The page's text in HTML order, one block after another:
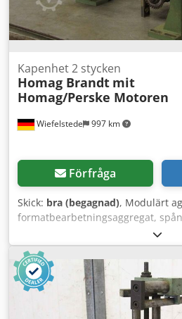
Wiefelstede 997 km
Kapenhet 2 stycken
Homag Brandt mit
Homag/Perske Motoren
Förfråga
Skick: bra (begagnad), Modulärt
formatbearbetningsaggregat,
fräsaggregat, profilfräsaggregat,
kapaggregat, dubbelsidig
kantbearbetningsmaskin,
spånbearbetningsmotor,
kantbearbetningsmaskin -
från kantlistmaskin BRANDT KM